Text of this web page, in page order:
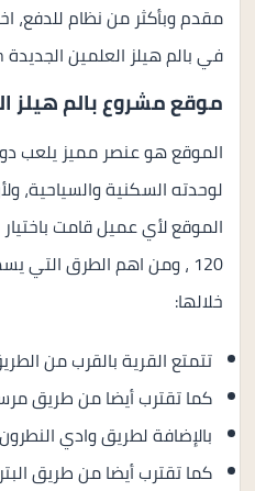
مقدم وبأكثر من نظام للدفع،
في بالم هيلز العلمين الجديدة Palm Hills New Alamein .
موقع مشروع بالم هيلز
الموقع هو عنصر مميز يلعب
لوحدته السكنية والسياحية،
الموقع لأي عميل قامت
120 ، ومن اهم الطرق
خلالها:
تتمتع القرية بالقرب من
كما تقترب أيضا من طريق
بالإضافة لطريق وادي
كما تقترب أيضا من طريق